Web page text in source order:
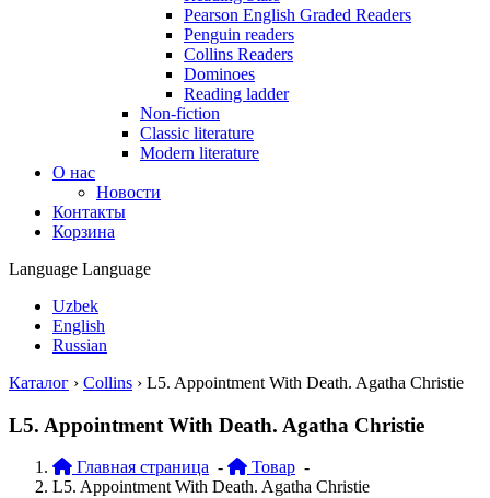
Pearson English Graded Readers
Penguin readers
Collins Readers
Dominoes
Reading ladder
Non-fiction
Classic literature
Modern literature
О нас
Новости
Контакты
Корзина
Language Language
Uzbek
English
Russian
Каталог › Collins › L5. Appointment With Death. Agatha Christie
L5. Appointment With Death. Agatha Christie
Главная страница - Товар -
L5. Appointment With Death. Agatha Christie